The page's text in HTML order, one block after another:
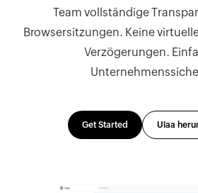
Team vollständige
Browsersitzungen. Keine
Verzögerungen.
Get Started Ulaa